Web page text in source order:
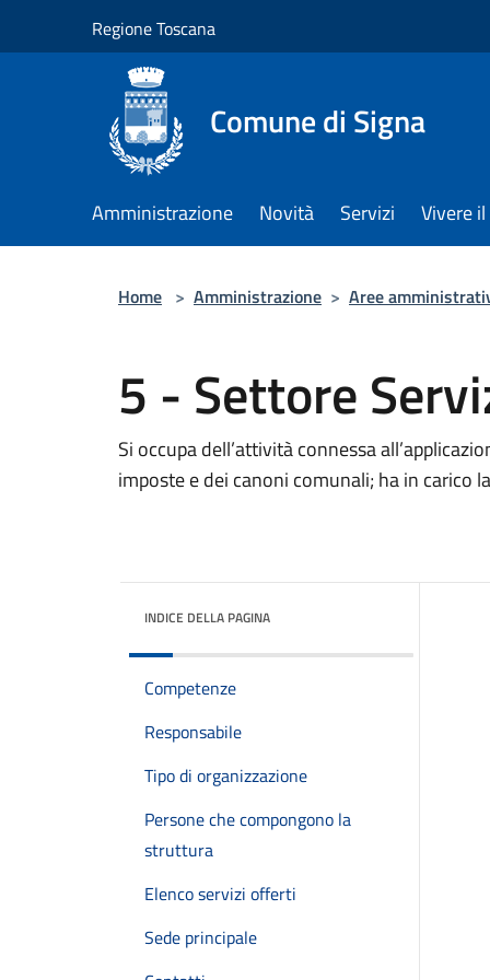
Regione Toscana
Comune di Signa
Amministrazione Novità Servizi Vivere
Home > Amministrazione > Aree
5 - Settore
Si occupa dell’attività connessa
imposte e dei canoni comunali; ha in carico
INDICE DELLA PAGINA
Competenze
Responsabile
Tipo di organizzazione
Persone che compongono la
struttura
Elenco servizi offerti
Sede principale